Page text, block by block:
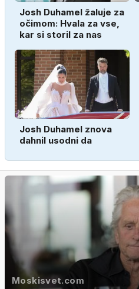
Josh Duhamel žaluje za
očimom: Hvala za vse,
kar si storil za nas
Josh Duhamel znova
dahnil usodni da
Moskisvet.com